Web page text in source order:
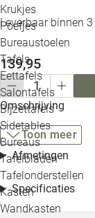
Krukjes
Poefjes
Bureaustoelen
Tafels
Eettafels
Salontafels
Bijzettafels
Sidetables
Bureaus
Tafelbladen
Tafelonderstellen
Kasten
Wandkasten
Leverbaar binnen
139,95
Omschrijving
Toon meer
Afmetingen
Specificaties